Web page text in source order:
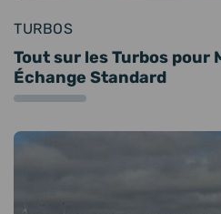
TURBOS
Tout sur les Turbos pour
Échange Standard